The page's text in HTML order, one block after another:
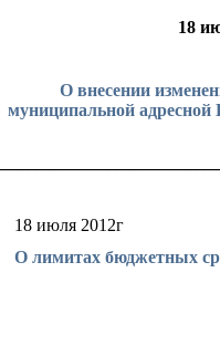
18
О внесении
муниципальной
18 июля 2012г
О лимитах бюджетных